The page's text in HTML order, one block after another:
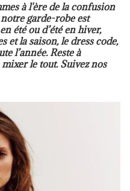
à l'ère de la confusion
garde-robe est
été ou d’été en hiver,
et la saison, le dress code,
l’année. Reste à
le tout. Suivez nos